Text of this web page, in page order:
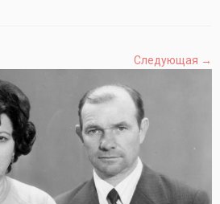
Следующая →